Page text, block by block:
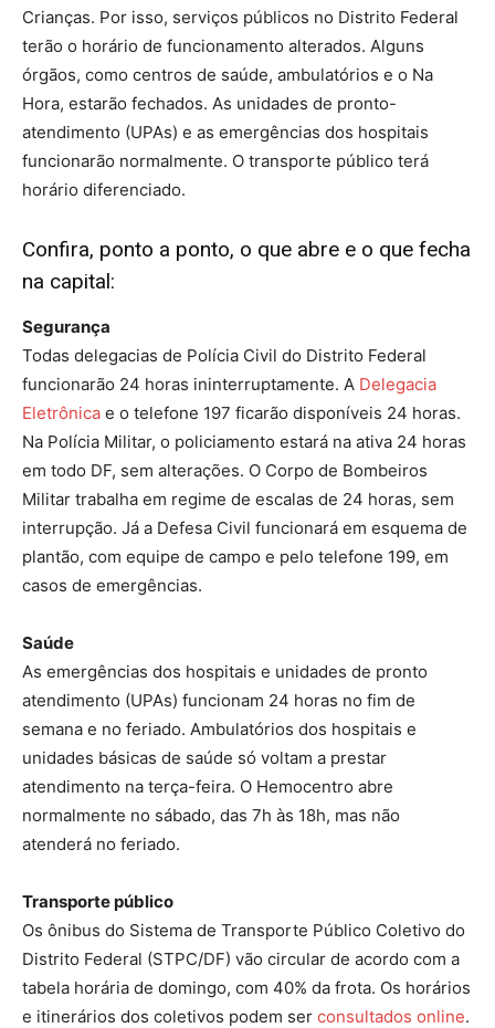
Crianças. Por isso, serviços públicos no Distrito Federal
terão o horário de funcionamento alterados. Alguns
órgãos, como centros de saúde, ambulatórios e o Na
Hora, estarão fechados. As unidades de pronto-
atendimento (UPAs) e as emergências dos hospitais
funcionarão normalmente. O transporte público terá
horário diferenciado.
Confira, ponto a ponto, o que abre e o que fecha
na capital:
Segurança
Todas delegacias de Polícia Civil do Distrito Federal
funcionarão 24 horas ininterruptamente. A Delegacia
Eletrônica e o telefone 197 ficarão disponíveis 24 horas.
Na Polícia Militar, o policiamento estará na ativa 24 horas
em todo DF, sem alterações. O Corpo de Bombeiros
Militar trabalha em regime de escalas de 24 horas, sem
interrupção. Já a Defesa Civil funcionará em esquema de
plantão, com equipe de campo e pelo telefone 199, em
casos de emergências.
Saúde
As emergências dos hospitais e unidades de pronto
atendimento (UPAs) funcionam 24 horas no fim de
semana e no feriado. Ambulatórios dos hospitais e
unidades básicas de saúde só voltam a prestar
atendimento na terça-feira. O Hemocentro abre
normalmente no sábado, das 7h às 18h, mas não
atenderá no feriado.
Transporte público
Os ônibus do Sistema de Transporte Público Coletivo do
Distrito Federal (STPC/DF) vão circular de acordo com a
tabela horária de domingo, com 40% da frota. Os horários
e itinerários dos coletivos podem ser consultados online.